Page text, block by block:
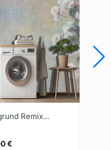
Vintage Blumenhintergrund Remixed Aus Den Kunstwerken
€